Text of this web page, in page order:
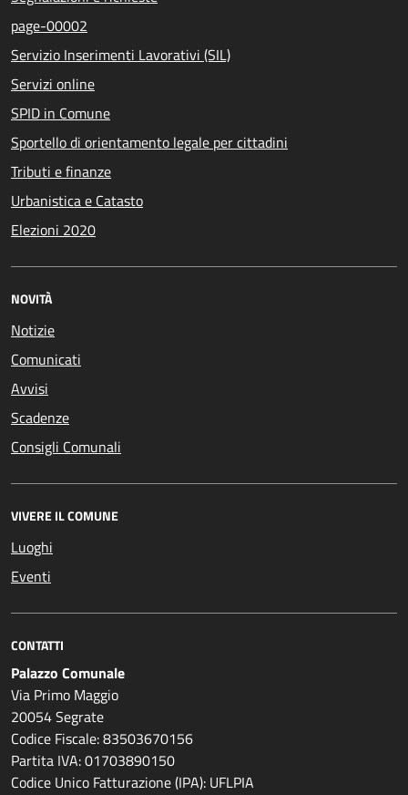
page-00002
Servizio Inserimenti Lavorativi (SIL)
Servizi online
SPID in Comune
Sportello di orientamento legale per cittadini
Tributi e finanze
Urbanistica e Catasto
Elezioni 2020
NOVITÀ
Notizie
Comunicati
Avvisi
Scadenze
Consigli Comunali
VIVERE IL COMUNE
Luoghi
Eventi
CONTATTI
Palazzo Comunale
Via Primo Maggio
20054 Segrate
Codice Fiscale: 83503670156
Partita IVA: 01703890150
Codice Unico Fatturazione (IPA): UFLPIA